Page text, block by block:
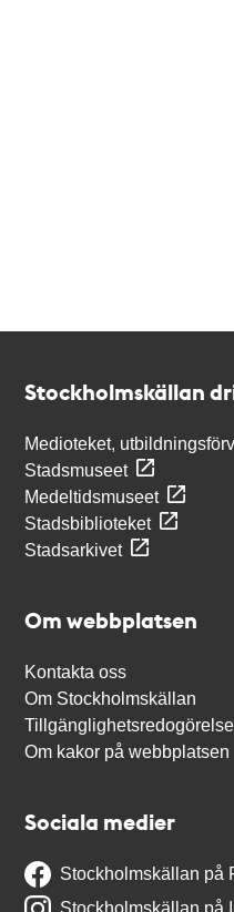
Stockholmskällan
Medioteket,
Stadsmuseet
Medeltidsmuseet
Stadsbiblioteket
Stadsarkivet
Om webbplatsen
Kontakta oss
Om Stockholmskällan
Tillgänglighetsredogörelse
Om kakor på webbplatsen
Sociala medier
Stockholmskällan på
Stockholmskällan på